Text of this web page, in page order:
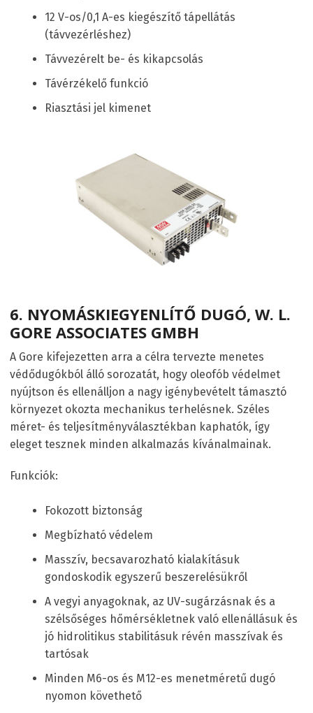
12 V-os/0,1 A-es kiegészítő tápellátás
(távvezérléshez)
Távvezérelt be- és kikapcsolás
Távérzékelő funkció
Riasztási jel kimenet
6. NYOMÁSKIEGYENLÍTŐ DUGÓ, W. L.
GORE ASSOCIATES GMBH
A Gore kifejezetten arra a célra tervezte menetes
védődugókból álló sorozatát, hogy oleofób védelmet
nyújtson és ellenálljon a nagy igénybevételt támasztó
környezet okozta mechanikus terhelésnek. Széles
méret- és teljesítményválasztékban kaphatók, így
eleget tesznek minden alkalmazás kívánalmainak.
Funkciók:
Fokozott biztonság
Megbízható védelem
Masszív, becsavarozható kialakításuk
gondoskodik egyszerű beszerelésükről
A vegyi anyagoknak, az UV-sugárzásnak és a
szélsőséges hőmérsékletnek való ellenállásuk és
jó hidrolitikus stabilitásuk révén masszívak és
tartósak
Minden M6-os és M12-es menetméretű dugó
nyomon követhető